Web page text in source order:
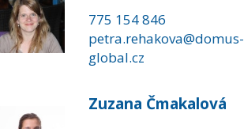
775 154 846
petra.rehakova@domus-
global.cz
Zuzana Čmakalová